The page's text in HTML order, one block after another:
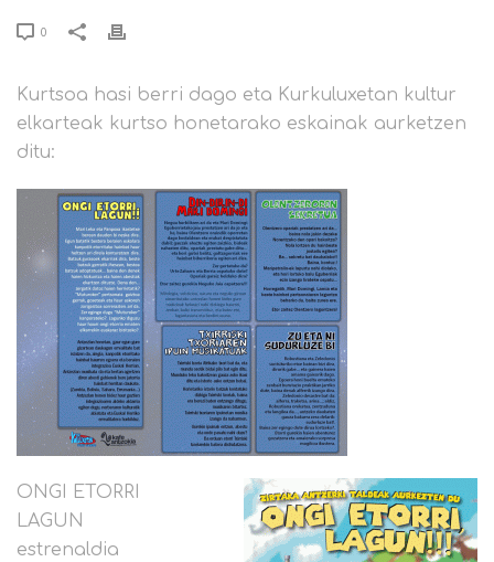
0
Kurtsoa hasi berri dago eta Kurkuluxetan kultur
elkarteak kurtso honetarako eskainak aurketzen
ditu:
ONGI ETORRI
LAGUN
estrenaldia